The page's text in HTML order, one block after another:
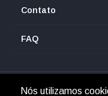
Contato
FAQ
Nós utilizamos